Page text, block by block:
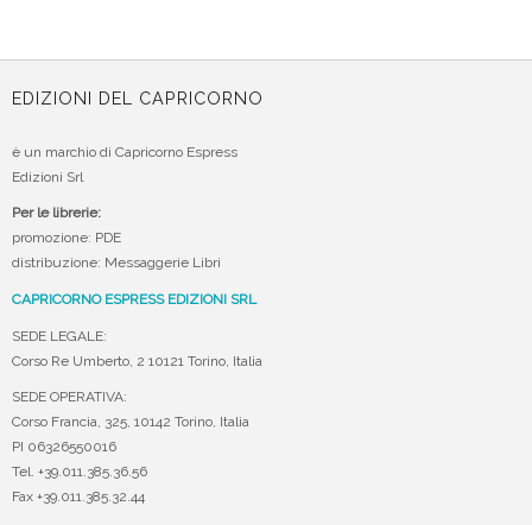
EDIZIONI DEL CAPRICORNO
è un marchio di Capricorno Espress
Edizioni Srl
Per le librerie:
promozione: PDE
distribuzione: Messaggerie Libri
CAPRICORNO ESPRESS EDIZIONI SRL
SEDE LEGALE:
Corso Re Umberto, 2 10121 Torino, Italia
SEDE OPERATIVA:
Corso Francia, 325, 10142 Torino, Italia
PI 06326550016
Tel. +39.011.385.36.56
Fax +39.011.385.32.44